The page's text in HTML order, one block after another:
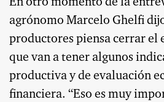
En otro momento de la
agrónomo Marcelo Ghelfi
productores piensa cerrar el
que van a tener algunos
productiva y de evaluación
financiera. “Eso es muy